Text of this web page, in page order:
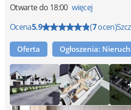
Otwartedo 18:00 więcej
Ocena5.9 (7ocen)
Oferta Ogłoszenia: